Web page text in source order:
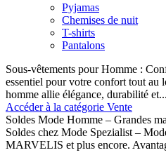
Pyjamas
Chemises de nuit
T-shirts
Pantalons
Sous-vêtements pour Homme :
essentiel pour votre confort tout au
homme allie élégance, durabilité et...
Accéder à la catégorie Vente
Soldes Mode Homme – Grandes
Soldes chez Mode Spezialist –
MARVELIS et plus encore.